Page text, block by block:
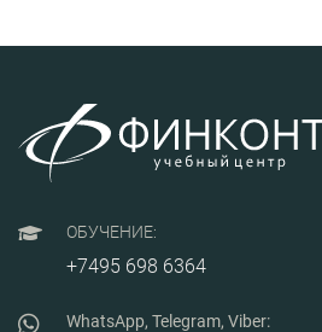
ОБУЧЕНИЕ:
+7495 698 6364
WhatsApp, Telegram, Viber: